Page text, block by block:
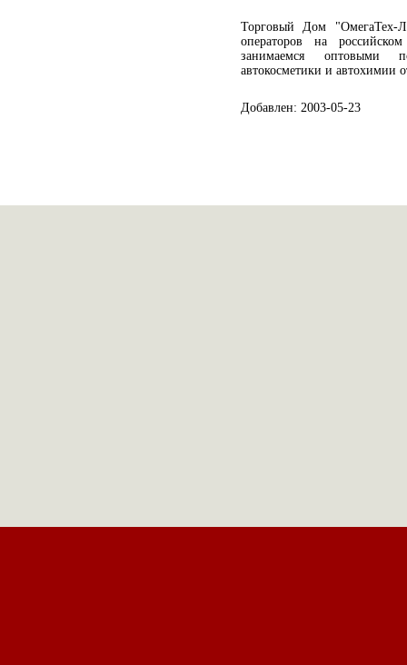
Торговый Дом "ОмегаТех-
операторов на
занимаемся оптовыми
автокосметики и автохимии
Добавлен: 2003-05-23